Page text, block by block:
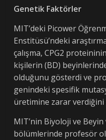
Genetik Faktörler
MIT’deki Picower
Enstitüsü’ndeki
çalışma, CPG2
kişilerin (BD)
olduğunu gösterdi ve
genindeki spesifik
üretimine zarar verdiğini
MIT’nin Biyoloji ve
bölümlerinde profesör